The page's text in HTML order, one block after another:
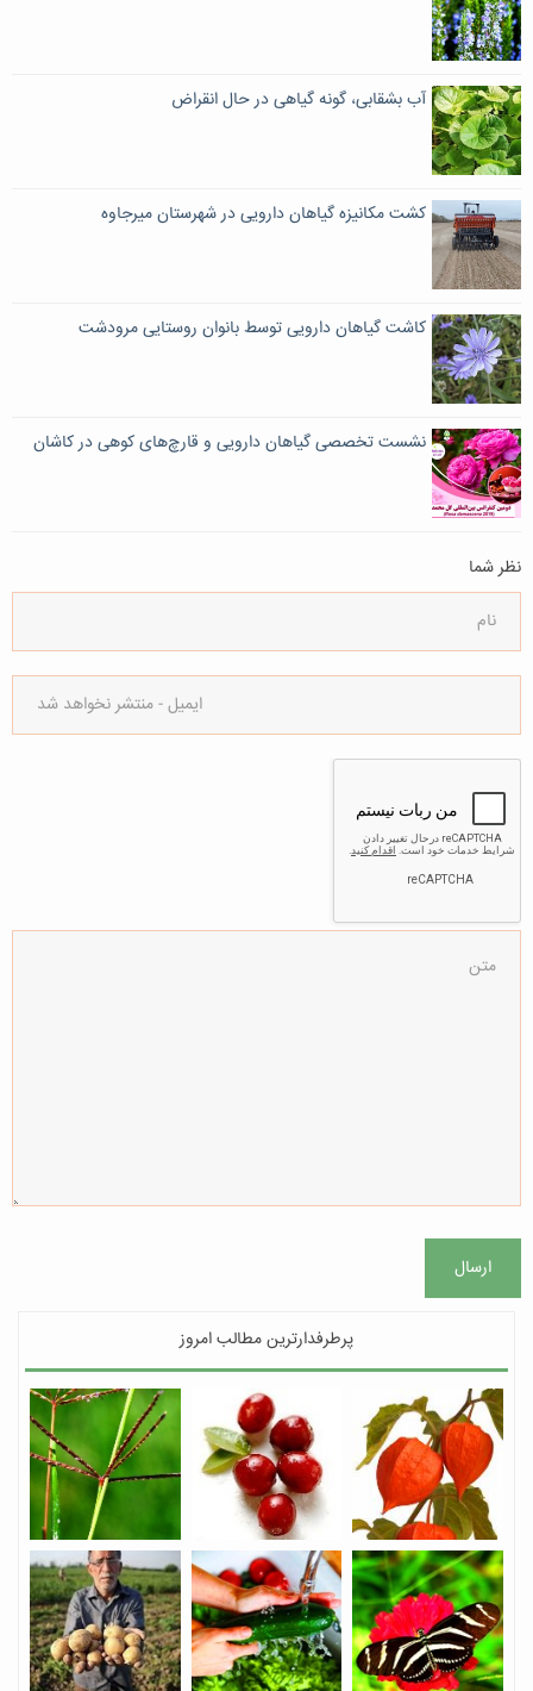
آب بشقابی، گونه گیاهی در حال انقراض
کشت مکانیزه گیاهان دارویی در شهرستان میرجاوه
کاشت گیاهان دارویی توسط بانوان روستایی مرودشت
نشست تخصصی گیاهان دارویی و قارچ‌های کوهی در کاشان
نظر شما
ارسال
پرطرفدارترین مطالب امروز